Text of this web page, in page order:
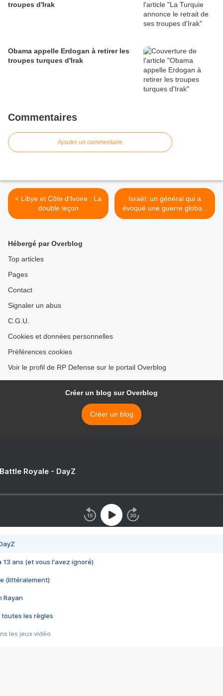
troupes d'Irak
Obama appelle Erdogan à retirer les
troupes turques d'Irak
Commentaires
Ajouter un commentaire
< Libye et Côte d’Ivoire : La
double leçon
Israël: un général qui a
évoqué une guerre globale
et totale désavoué >
Hébergé par Overblog
Top articles
Pages
Contact
Signaler un abus
C.G.U.
Cookies et données personnelles
Préférences cookies
Voir le profil de RP Defense sur le portail Overblog
Créer un blog sur Overblog
Créer un blog
Royale - DayZ
13 ans (et vous l'avez ignoré)
(littéralement)
Rayan
toutes les règles
les jeux vidéo